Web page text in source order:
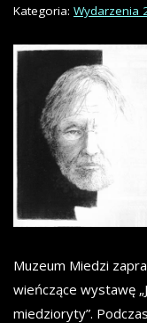
Kategoria: Wydarzenia
Muzeum Miedzi
wieńczące wystawę
miedzioryty”.